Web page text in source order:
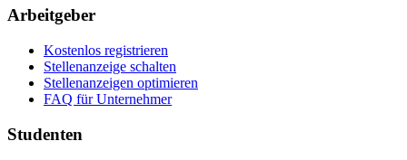
Arbeitgeber
Kostenlos registrieren
Stellenanzeige schalten
Stellenanzeigen optimieren
FAQ für Unternehmer
Studenten